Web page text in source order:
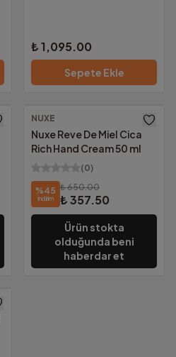
₺ 1,095.00
Sepete Ekle
NUXE
Nuxe Reve De Miel Cica
Rich Hand Cream 50 ml
(0)
%45
İndirim
₺ 650.00
₺ 357.50
Ürün stokta
olduğunda beni
haberdar et